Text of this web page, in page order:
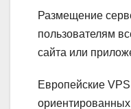
Размещение
пользователям
сайта или
Европейские